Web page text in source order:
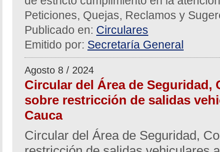
Peticiones, Quejas, Reclamos y
Publicado en: Circulares
Emitido por: Secretaría General
Agosto 8 / 2024
Circular del Área de Seguridad,
sobre restricción de salidas
Cauca
Circular del Área de Seguridad,